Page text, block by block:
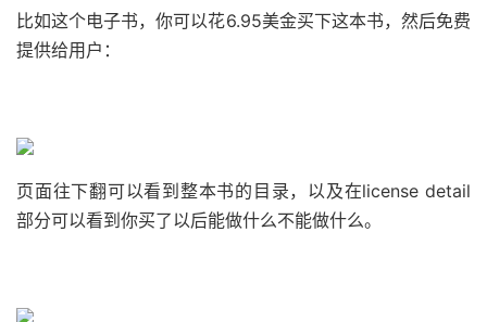
比如这个电子书，你可以花6.95美金买下这本书，然后免费
提供给用户：
页面往下翻可以看到整本书的目录，以及在license detail
部分可以看到你买了以后能做什么不能做什么。